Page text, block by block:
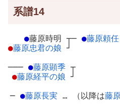
系譜14
●藤原時明 ┬
●藤原忠君の娘 ┘
─ ●藤原頼任
─── ●藤原顕季 ┬
●藤原経平の娘 ┘
─ ●藤原長実 … （以降は藤